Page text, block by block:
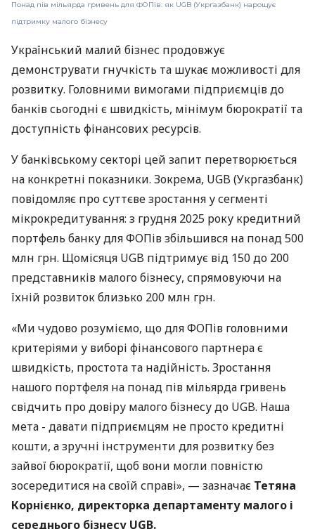
Понад пів мільярда гривень для ФОПів: як UGB (Укргазбанк) нарощує
підтримку малого бізнесу
Український малий бізнес продовжує
демонструвати гнучкість та шукає можливості для
розвитку. Головними вимогами підприємців до
банків сьогодні є швидкість, мінімум бюрократії та
доступність фінансових ресурсів.
У банківському секторі цей запит перетворюється
на конкретні показники. Зокрема, UGB (Укргазбанк)
повідомляє про суттєве зростання у сегменті
мікрокредитування: з грудня 2025 року кредитний
портфель банку для ФОПів збільшився на понад 500
млн грн. Щомісяця UGB підтримує від 150 до 200
представників малого бізнесу, спрямовуючи на
їхній розвиток близько 200 млн грн.
«Ми чудово розуміємо, що для ФОПів головними
критеріями у виборі фінансового партнера є
швидкість, простота та надійність. Зростання
нашого портфеля на понад пів мільярда гривень
свідчить про довіру малого бізнесу до UGB. Наша
мета - давати підприємцям не просто кредитні
кошти, а зручні інструменти для розвитку без
зайвої бюрократії, щоб вони могли повністю
зосередитися на своїй справі», — зазначає Тетяна
Корнієнко, директорка департаменту малого і
середнього бізнесу UGB.